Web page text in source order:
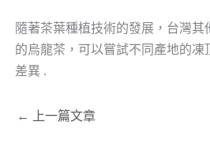
隨著茶葉種植技術的發展，台灣
的烏龍茶，可以嘗試不同產地的
差異 .
← 上一篇文章